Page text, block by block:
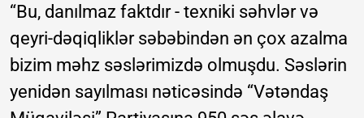
“Bu, danılmaz faktdır - texniki səhvlər və
qeyri-dəqiqliklər səbəbindən ən çox azalma
bizim məhz səslərimizdə olmuşdu. Səslərin
yenidən sayılması nəticəsində “Vətəndaş